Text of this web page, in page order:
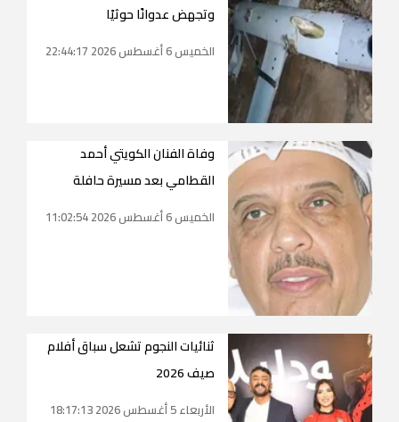
وتجهض عدوانًا حوثيًا
الخميس 6 أغسطس 2026 22:44:17
وفاة الفنان الكويتي أحمد
القطامي بعد مسيرة حافلة
الخميس 6 أغسطس 2026 11:02:54
ثنائيات النجوم تشعل سباق أفلام
صيف 2026
الأربعاء 5 أغسطس 2026 18:17:13